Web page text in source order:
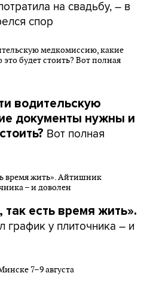
на свадьбу, – в
спор
водительскую
документы нужны и
Вот полная
есть время жить».
у плиточника – и